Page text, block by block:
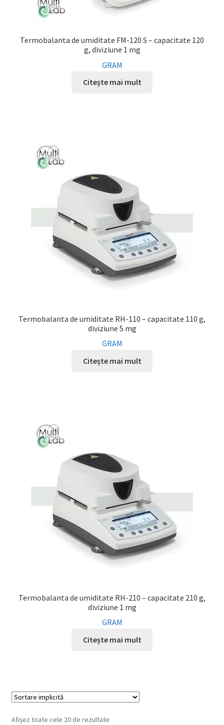
Termobalanta de umiditate FM-120 S – capacitate 120
g, diviziune 1 mg
GRAM
Citește mai mult
Termobalanta de umiditate RH-110 – capacitate 110 g,
diviziune 5 mg
GRAM
Citește mai mult
Termobalanta de umiditate RH-210 – capacitate 210 g,
diviziune 1 mg
GRAM
Citește mai mult
Afișez toate cele 20 de rezultate